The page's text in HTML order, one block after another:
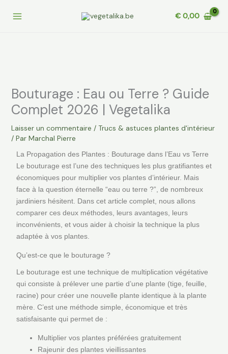
€ 0,00
Bouturage : Eau ou Terre ? Guide
Complet 2026 | Vegetalika
Laisser un commentaire / Trucs & astuces plantes d'intérieur
/ Par Marchal Pierre
La Propagation des Plantes : Bouturage dans l’Eau vs Terre
Le bouturage est l’une des techniques les plus gratifiantes et
économiques pour multiplier vos plantes d’intérieur. Mais
face à la question éternelle “eau ou terre ?”, de nombreux
jardiniers hésitent. Dans cet article complet, nous allons
comparer ces deux méthodes, leurs avantages, leurs
inconvénients, et vous aider à choisir la technique la plus
adaptée à vos plantes.
Qu’est-ce que le bouturage ?
Le bouturage est une technique de multiplication végétative
qui consiste à prélever une partie d’une plante (tige, feuille,
racine) pour créer une nouvelle plante identique à la plante
mère. C’est une méthode simple, économique et très
satisfaisante qui permet de :
Multiplier vos plantes préférées gratuitement
Rajeunir des plantes vieillissantes